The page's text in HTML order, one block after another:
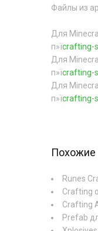
Файлы из
Для
п»їcrafting-
Для
п»їcrafting-
Для
п»їcrafting-
Похожие
Runes
Crafting
Crafting
Prefab